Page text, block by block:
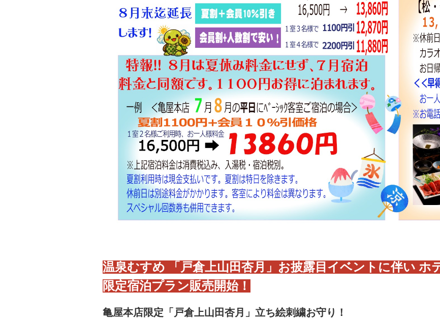
温泉むすめ 「戸倉上山田杏月」お披露目イベントに伴い ホ
限定宿泊プラン販売開始！
亀屋本店限定「戸倉上山田杏月」立ち絵刺繍お守り！